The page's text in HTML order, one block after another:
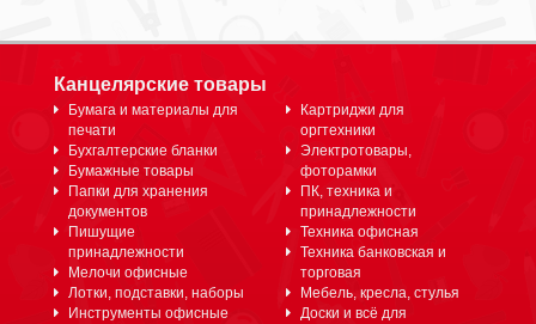
Канцелярские товары
Бумага и материалы для
печати
Бухгалтерские бланки
Бумажные товары
Папки для хранения
документов
Пишущие
принадлежности
Мелочи офисные
Лотки, подставки, наборы
Инструменты офисные
Картриджи для
оргтехники
Электротовары,
фоторамки
ПК, техника и
принадлежности
Техника офисная
Техника банковская и
торговая
Мебель, кресла, стулья
Доски и всё для